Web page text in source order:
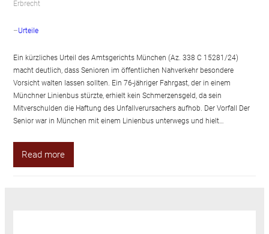
Erbrecht
–Urteile
Ein kürzliches Urteil des Amtsgerichts München (Az. 338 C 15281/24)
macht deutlich, dass Senioren im öffentlichen Nahverkehr besondere
Vorsicht walten lassen sollten. Ein 76-jähriger Fahrgast, der in einem
Münchner Linienbus stürzte, erhielt kein Schmerzensgeld, da sein
Mitverschulden die Haftung des Unfallverursachers aufhob. Der Vorfall Der
Senior war in München mit einem Linienbus unterwegs und hielt…
Read more